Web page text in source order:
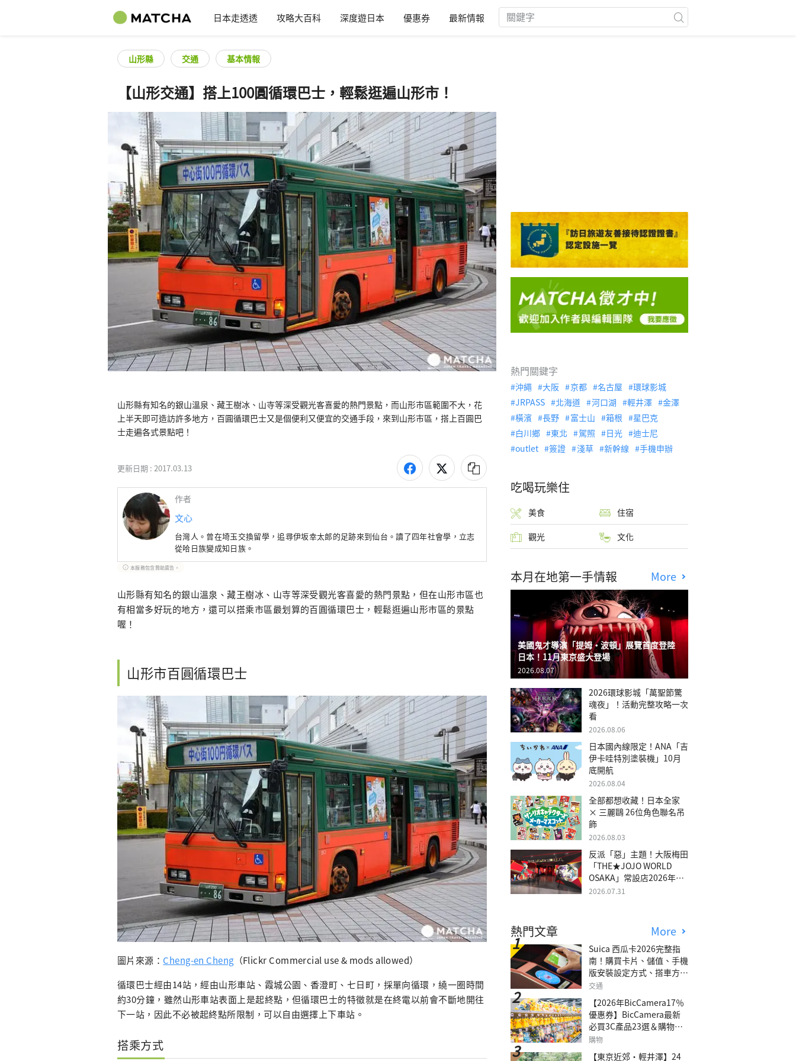
日本走透透 攻略大百科 深度遊日本 優惠券 最新情報
山形縣 交通 基本情報
【山形交通】搭上100圓循環巴士，輕鬆逛遍山形市！
山形縣有知名的銀山溫泉、藏王樹冰、山寺等深受觀光客喜愛的熱門景點，而山形市區範圍不大，花
上半天即可造訪許多地方，百圓循環巴士又是個便利又便宜的交通手段，來到山形市區，搭上百圓巴
更新日期 : 2017.03.13
作者
文心
台灣人。曾在埼玉交換留學，追尋伊坂幸太郎的足跡來到仙台。讀了四年社會學，立志
從哈日族變成知日族。
本服務包含贊助廣告。
山形縣有知名的銀山溫泉、藏王樹冰、山寺等深受觀光客喜愛的熱門景點，但在山形市區也
有相當多好玩的地方，還可以搭乘市區最划算的百圓循環巴士，輕鬆逛遍山形市區的景點
喔！
山形市百圓循環巴士
圖片來源： Cheng-en Cheng （Flickr Commercial use & mods allowed）
循環巴士經由14站，經由山形車站、霞城公園、香澄町、七日町，採單向循環，繞一圈時間
約30分鐘，雖然山形車站表面上是起終點，但循環巴士的特徵就是在終電以前會不斷地開往
下一站，因此不必被起終點所限制，可以自由選擇上下車站。
搭乘方式
熱門關鍵字
沖繩 大阪 京都 名古屋
環球影城
JRPASS
北海道 河口湖 輕井澤
金澤
橫濱
長野 富士山 箱根
星巴克
白川鄉
東北 駕照 日光
迪士尼
outlet
簽證 淺草 新幹線 手機申辦
吃喝玩樂住
美食 住宿
觀光 文化
本月在地第一手情報 More
美國鬼才導演「提姆・波頓」展覽首度登陸
日本！11月東京盛大登場
2026.08.07
2026環球影城「萬聖節驚
魂夜」！活動完整攻略一次
看
2026.08.06
日本國內線限定！ANA「吉
伊卡哇特別塗裝機」10月
底開航
2026.08.04
全部都想收藏！日本全家
× 三麗鷗 26位角色聯名吊
飾
2026.08.03
反派「惡」主題！大阪梅田
「THE★JOJO WORLD
OSAKA」常設店2026年冬
季開幕
2026.07.31
熱門文章 More
Suica 西瓜卡2026完整指
南！購買卡片、儲值、手機
版安裝設定方式、搭車方
法、常見問題解答！
交通
【2026年BicCamera17％
優惠券】BicCamera最新
必買3C產品23選＆購物攻
略
購物
【東京近郊・輕井澤】24